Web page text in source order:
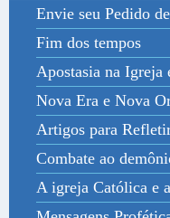
Envie seu Pedido
Fim dos tempos
Apostasia na Igreja
Nova Era e Nova
Artigos para
Combate ao
A igreja Católica e